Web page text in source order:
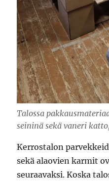
Talossa
seininä sekä vaneri
Kerrostalon
sekä alaovien karmit
seuraavaksi. Koska